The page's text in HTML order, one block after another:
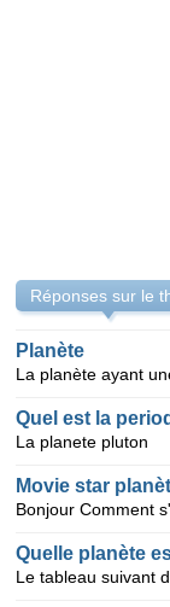
Réponses sur le
Planète
La planète ayant
La planete pluton
Movie star
Bonjour Comment
Quelle planète